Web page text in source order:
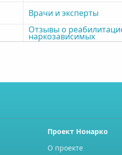
Врачи и эксперты
Отзывы о
наркозависимых
Проект Нонарко
О проекте